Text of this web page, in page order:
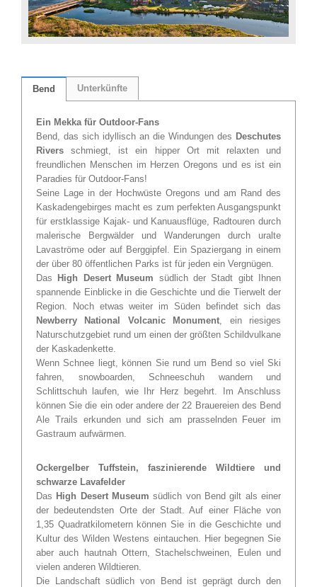
Bend Unterkünfte
Ein Mekka für Outdoor-Fans
Bend, das sich idyllisch an die Windungen des Deschutes
Rivers schmiegt, ist ein hipper Ort mit relaxten und
freundlichen Menschen im Herzen Oregons und es ist ein
Paradies für Outdoor-Fans!
Seine Lage in der Hochwüste Oregons und am Rand des
Kaskadengebirges macht es zum perfekten Ausgangspunkt
für erstklassige Kajak- und Kanuausflüge, Radtouren durch
malerische Bergwälder und Wanderungen durch uralte
Lavaströme oder auf Berggipfel. Ein Spaziergang in einem
der über 80 öffentlichen Parks ist für jeden ein Vergnügen.
Das
High Desert Museum südlich der Stadt gibt Ihnen
spannende Einblicke in die Geschichte und die Tierwelt der
Region. Noch etwas weiter im Süden befindet sich das
Newberry National Volcanic Monument , ein riesiges
Naturschutzgebiet rund um einen der größten Schildvulkane
der Kaskadenkette.
Wenn Schnee liegt, können Sie rund um Bend so viel Ski
fahren, snowboarden, Schneeschuh wandern und
Schlittschuh laufen, wie Ihr Herz begehrt. Im Anschluss
können Sie die ein oder andere der 22 Brauereien des Bend
Ale Trails erkunden und sich am prasselnden Feuer im
Gastraum aufwärmen.
Ockergelber Tuffstein, faszinierende Wildtiere und
schwarze Lavafelder
Das High Desert Museum südlich von Bend gilt als einer
der bedeutendsten Orte der Stadt. Auf einer Fläche von
1,35 Quadratkilometern können Sie in die Geschichte und
Kultur des Wilden Westens eintauchen. Hier begegnen Sie
aber auch hautnah Ottern, Stachelschweinen, Eulen und
vielen anderen Wildtieren.
Die Landschaft südlich von Bend ist geprägt durch den